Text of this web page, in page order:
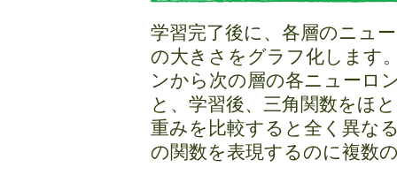
学習完了後に、各層のニュ
の大きさをグラフ化します
ンから次の層の各ニューロ
と、学習後、三角関数をほ
重みを比較すると全く異な
の関数を表現するのに複数